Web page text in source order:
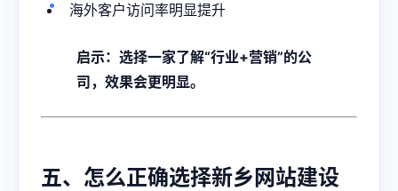
海外客户访问率明显提升
启示：选择一家了解“行业+营销”的公
司，效果会更明显。
五、怎么正确选择新乡网站建设